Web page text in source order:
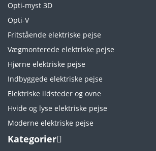
Opti-myst 3D
Opti-V
Fritstående elektriske pejse
Vægmonterede elektriske pejse
Hjørne elektriske pejse
Indbyggede elektriske pejse
Elektriske ildsteder og ovne
Hvide og lyse elektriske pejse
Moderne elektriske pejse
Kategorier